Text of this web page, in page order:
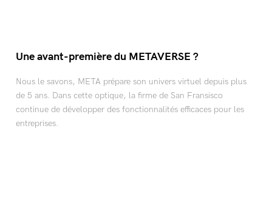
Une avant-première du METAVERSE ?
Nous le savons, META prépare son univers virtuel depuis plus
de 5 ans. Dans cette optique, la firme de San Fransisco
continue de développer des fonctionnalités efficaces pour les
entreprises.